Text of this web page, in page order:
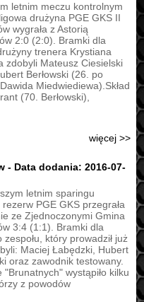
letnim meczu kontrolnym
drużyna PGE GKS II
wygrała z Astorią
2:0 (2:0). Bramki dla
trenera Krystiana
zdobyli Mateusz Ciesielski
Berłowski (26. po
Miedwiediewa).Skład
(70. Berłowski),
więcej >>
- Data dodania: 2016-07-
letnim sparingu
PGE GKS przegrała
ze Zjednoczonymi Gmina
3:4 (1:1). Bramki dla
zespołu, który prowadził już
Maciej Łabędzki, Hubert
oraz zawodnik testowany.
"Brunatnych" wystąpiło kilku
z powodów